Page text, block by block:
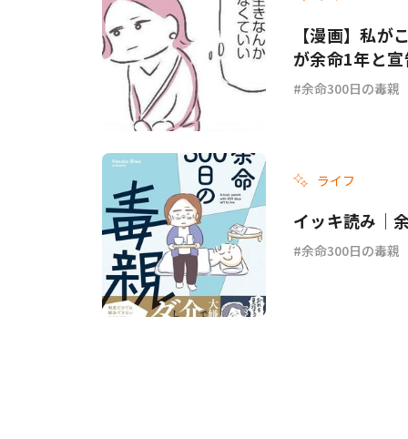
【漫画】私
が余命1年と
余命300日の毒親
ライフ
イッキ読み｜
余命300日の毒親